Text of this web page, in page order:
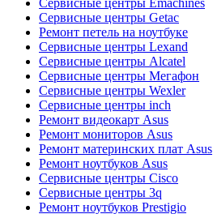
Сервисные центры Getac
Ремонт петель на ноутбуке
Сервисные центры Lexand
Сервисные центры Alcatel
Сервисные центры Мегафон
Сервисные центры Wexler
Сервисные центры inch
Ремонт видеокарт Asus
Ремонт мониторов Asus
Ремонт материнских плат Asus
Ремонт ноутбуков Asus
Сервисные центры Cisco
Сервисные центры 3q
Ремонт ноутбуков Prestigio